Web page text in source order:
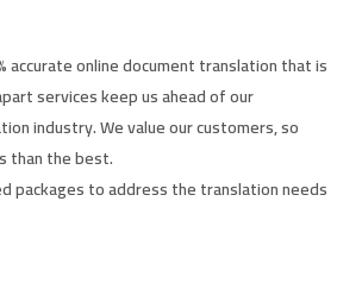
accurate online document translation that is
services keep us ahead of our
industry. We value our customers, so
than the best.
packages to address the translation needs